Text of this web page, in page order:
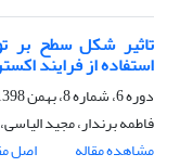
تاثیر شکل سطح بر
استفاده از فرایند
دوره 6، شماره 8، بهمن 1398، صفحه
فاطمه برندار، مجید
مشاهده مقاله
اصل